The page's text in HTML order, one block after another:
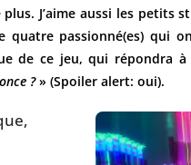
plus. J’aime aussi les petits
quatre passionné(es) qui
de ce jeu, qui répondra
?» (Spoiler alert: oui).